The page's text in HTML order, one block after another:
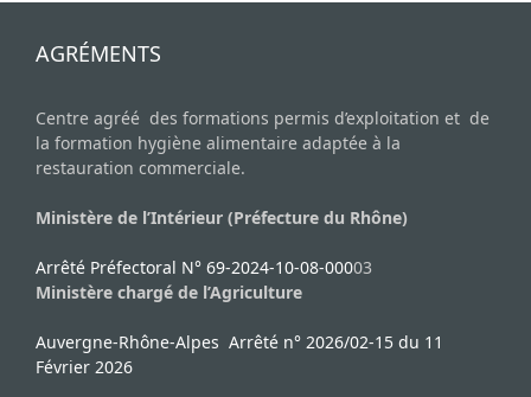
AGRÉMENTS
Centre agréé des formations permis d’exploitation et de
la formation hygiène alimentaire adaptée à la
restauration commerciale.
Ministère de l’Intérieur (Préfecture du Rhône)
Arrêté Préfectoral N° 69-2024-10-08-00003
Ministère chargé de l’Agriculture
Auvergne-Rhône-Alpes Arrêté n° 2026/02-15 du 11
Février 2026